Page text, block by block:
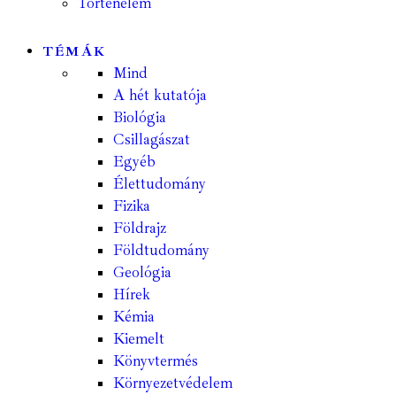
TÉMÁK
Mind
A hét kutatója
Biológia
Csillagászat
Egyéb
Élettudomány
Fizika
Földrajz
Földtudomány
Geológia
Hírek
Kémia
Kiemelt
Könyvtermés
Környezetvédelem